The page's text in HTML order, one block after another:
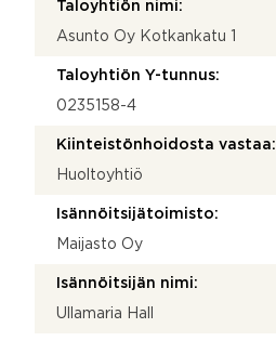
Taloyhtiön nimi:
Asunto Oy Kotkankatu 1
Taloyhtiön Y-tunnus:
0235158-4
Kiinteistönhoidosta vastaa:
Huoltoyhtiö
Isännöitsijätoimisto:
Maijasto Oy
Isännöitsijän nimi:
Ullamaria Hall